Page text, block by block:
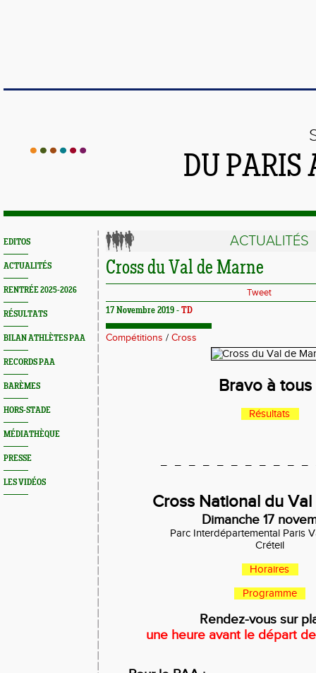
DU PARIS
EDITOS
ACTUALITÉS
RENTRÉE 2025-2026
RÉSULTATS
BILAN ATHLÈTES PAA
RECORDS PAA
BARÈMES
HORS-STADE
MÉDIATHÈQUE
PRESSE
LES VIDÉOS
ACTUALITÉS
Cross du Val de Marne
Tweet
17 Novembre 2019 - TD
Compétitions / Cross
Bravo à tous
Résultats
Cross National du
Dimanche 17
Parc Interdépartemental Paris
Créteil
Horaires
Programme
Rendez-vous sur
une heure avant le départ